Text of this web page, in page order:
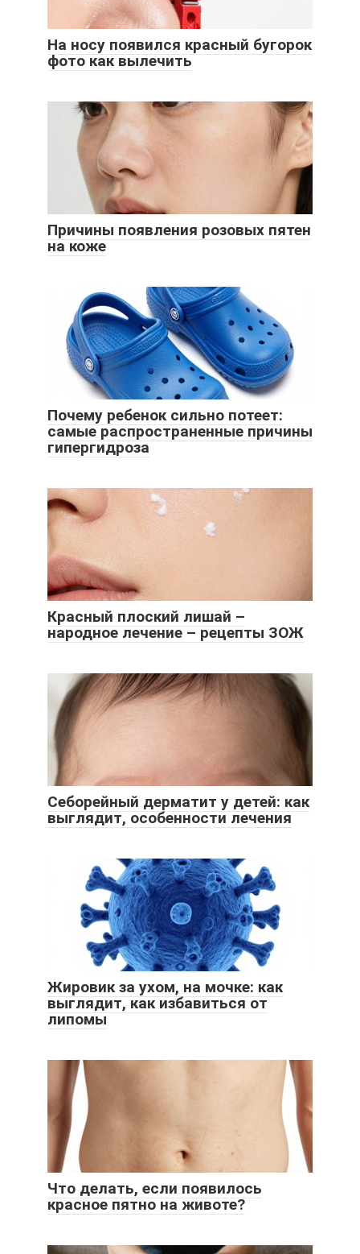
На носу появился красный бугорок
фото как вылечить
Причины появления розовых пятен
на коже
Почему ребенок сильно потеет:
самые распространенные причины
гипергидроза
Красный плоский лишай –
народное лечение – рецепты ЗОЖ
Себорейный дерматит у детей: как
выглядит, особенности лечения
Жировик за ухом, на мочке: как
выглядит, как избавиться от
липомы
Что делать, если появилось
красное пятно на животе?